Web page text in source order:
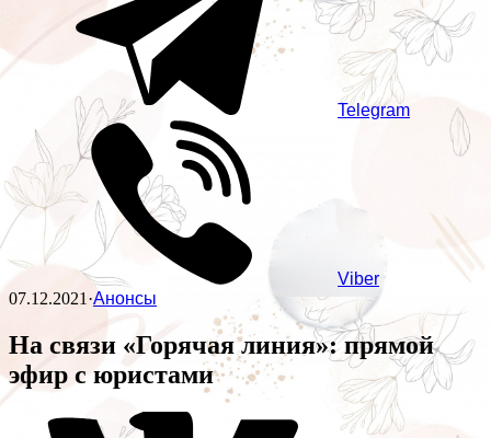
Telegram
Viber
07.12.2021·Анонсы
На связи «Горячая линия»: прямой
эфир с юристами